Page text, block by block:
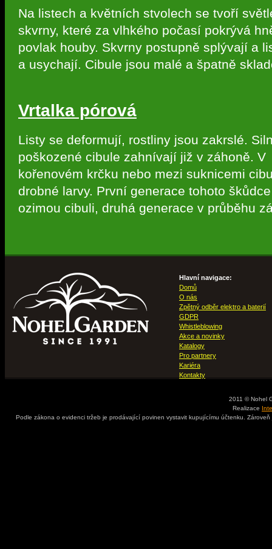
Na listech a květních stvolech se tvoří
skvrny, které za vlhkého počasí pokrývá
povlak houby. Skvrny postupně splývají a
a usychají. Cibule jsou malé a špatně
Vrtalka pórová
Listy se deformují, rostliny jsou zakrslé.
poškozené cibule zahnívají již v záhoně. V
kořenovém krčku nebo mezi suknicemi
drobné larvy. První generace tohoto
ozimou cibuli, druhá generace v průběhu
Hlavní navigace:
Domů
O nás
Zpětný odběr elektro a baterií
GDPR
Whistleblowing
Akce a novinky
Katalogy
Pro partnery
Kariéra
Kontakty
2011 © Nohel
Realizace
Podle zákona o evidenci tržeb je prodávající povinen vystavit kupujícímu účtenku.